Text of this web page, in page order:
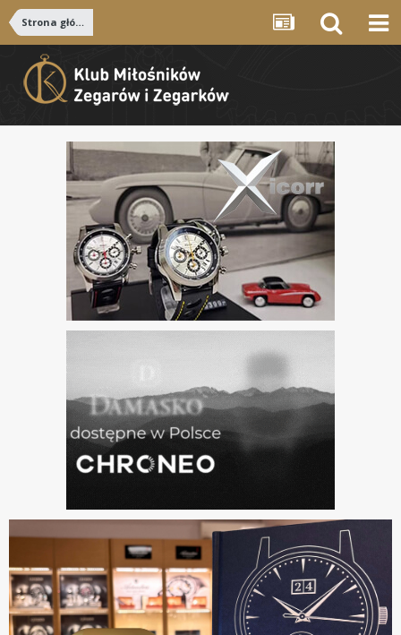
Strona główna